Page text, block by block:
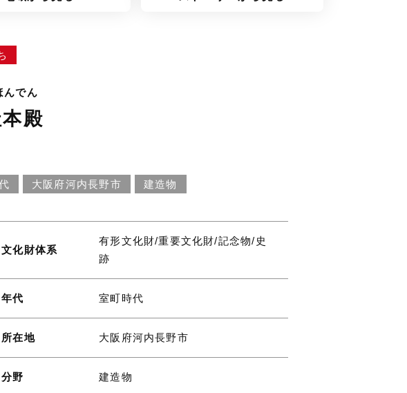
んでん
殿
大阪府河内長野市 建造物
文化財体系
有形文化財/重要文化財/記念物/史
跡
年代 室町時代
所在地 大阪府河内長野市
分野 建造物